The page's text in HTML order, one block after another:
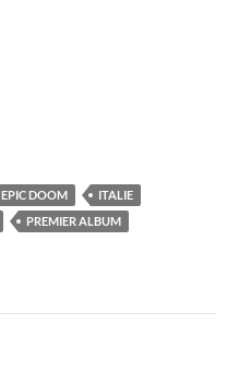
EPIC DOOM
ITALIE
PREMIER ALBUM